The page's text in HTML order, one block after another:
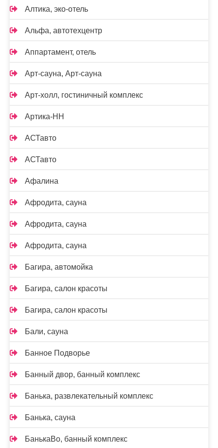
Алтика, эко-отель
Альфа, автотехцентр
Аппартамент, отель
Арт-сауна, Арт-сауна
Арт-холл, гостиничный комплекс
Артика-НН
АСТавто
АСТавто
Афалина
Афродита, сауна
Афродита, сауна
Афродита, сауна
Багира, автомойка
Багира, салон красоты
Багира, салон красоты
Бали, сауна
Банное Подворье
Банный двор, банный комплекс
Банька, развлекательный комплекс
Банька, сауна
БанькаВо, банный комплекс